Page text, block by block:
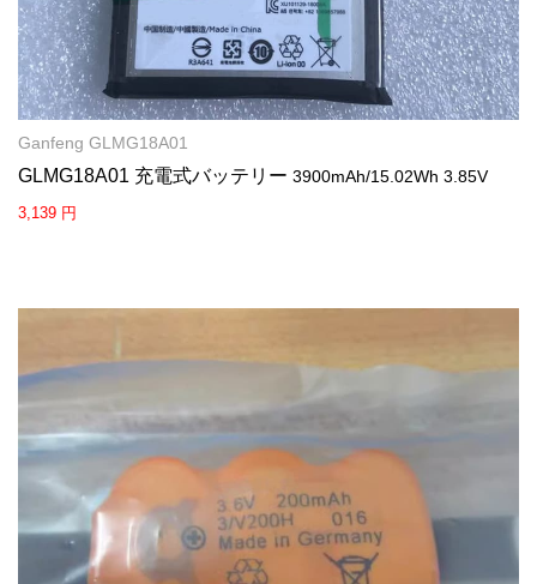
Ganfeng GLMG18A01
GLMG18A01 充電式バッテリー 3900mAh/15.02Wh 3.85V
3,139 円